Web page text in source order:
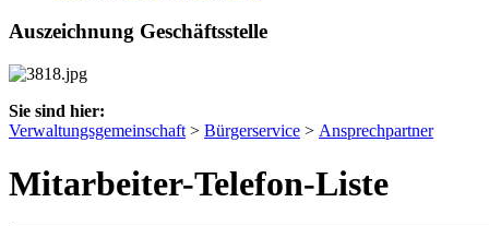
Auszeichnung Geschäftsstelle
Sie sind hier:
Verwaltungsgemeinschaft > Bürgerservice > Ansprechpartner
Mitarbeiter-Telefon-Liste